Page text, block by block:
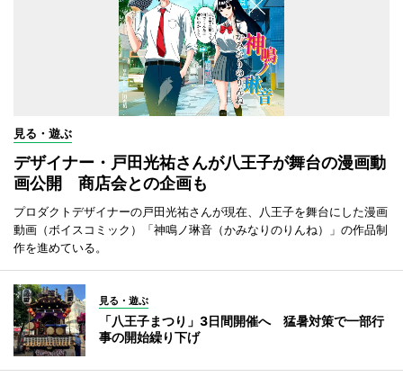
見る・遊ぶ
デザイナー・戸田光祐さんが八王子が舞台の漫画動
画公開 商店会との企画も
プロダクトデザイナーの戸田光祐さんが現在、八王子を舞台にした漫画
動画（ボイスコミック）「神鳴ノ琳音（かみなりのりんね）」の作品制
作を進めている。
見る・遊ぶ
「八王子まつり」3日間開催へ 猛暑対策で一部行
事の開始繰り下げ